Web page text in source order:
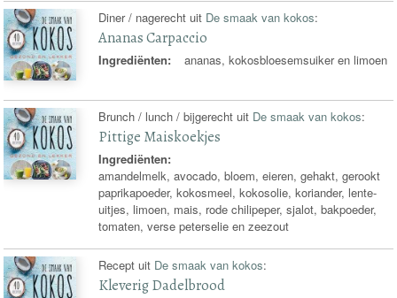
Diner / nagerecht uit De smaak van kokos:
Ananas Carpaccio
Ingrediënten: ananas, kokosbloesemsuiker en limoen
Brunch / lunch / bijgerecht uit De smaak van kokos:
Pittige Maiskoekjes
Ingrediënten:
amandelmelk, avocado, bloem, eieren, gehakt, gerookt
paprikapoeder, kokosmeel, kokosolie, koriander, lente-
uitjes, limoen, mais, rode chilipeper, sjalot, bakpoeder,
tomaten, verse peterselie en zeezout
Recept uit De smaak van kokos:
Kleverig Dadelbrood